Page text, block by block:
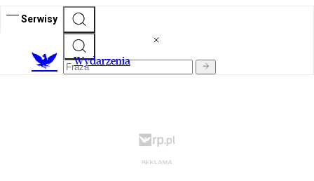
Serwisy
Wydarzenia